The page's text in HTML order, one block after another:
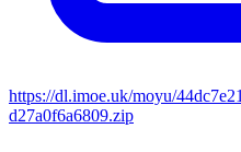
https://dl.imoe.uk/moyu/
d27a0f6a6809.zip